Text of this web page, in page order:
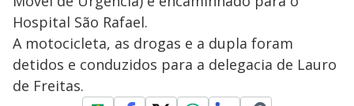
Hospital São Rafael.
A motocicleta, as drogas e a dupla foram
detidos e conduzidos para a delegacia de Lauro
de Freitas.